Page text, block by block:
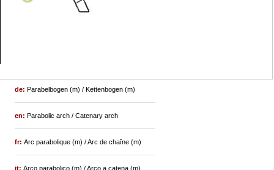
de:Parabelbogen (m) / Kettenbogen (m)
en:Parabolic arch / Catenary arch
fr:Arc parabolique (m) / Arc de chaîne (m)
it:Arco parabolico (m) / Arco a catena (m)